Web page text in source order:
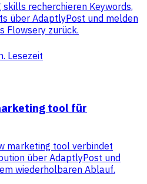
recherchieren Keywords,
über AdaptlyPost und melden
Flowsery zurück.
Lesezeit
tool für
marketing tool verbindet
über AdaptlyPost und
wiederholbaren Ablauf.